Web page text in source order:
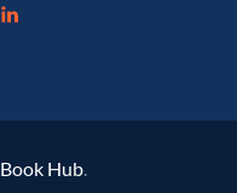
Book Hub.